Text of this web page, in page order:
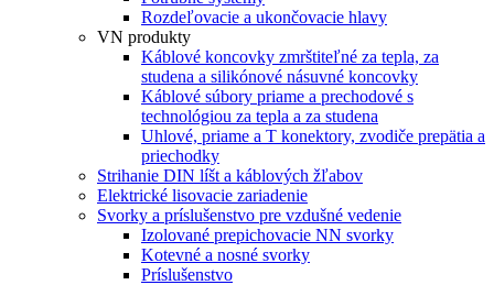
Rozdeľovacie a ukončovacie hlavy
VN produkty
Káblové koncovky zmrštiteľné za tepla, za
studena a silikónové násuvné koncovky
Káblové súbory priame a prechodové s
technológiou za tepla a za studena
Uhlové, priame a T konektory, zvodiče prepätia a
priechodky
Strihanie DIN líšt a káblových žľabov
Elektrické lisovacie zariadenie
Svorky a príslušenstvo pre vzdušné vedenie
Izolované prepichovacie NN svorky
Kotevné a nosné svorky
Príslušenstvo